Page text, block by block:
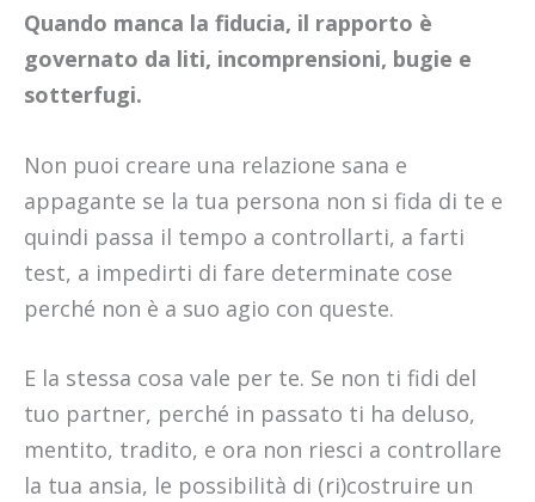
Quando manca la fiducia, il rapporto è
governato da liti, incomprensioni, bugie e
sotterfugi.
Non puoi creare una relazione sana e
appagante se la tua persona non si fida di te e
quindi passa il tempo a controllarti, a farti
test, a impedirti di fare determinate cose
perché non è a suo agio con queste.
E la stessa cosa vale per te. Se non ti fidi del
tuo partner, perché in passato ti ha deluso,
mentito, tradito, e ora non riesci a controllare
la tua ansia, le possibilità di (ri)costruire un